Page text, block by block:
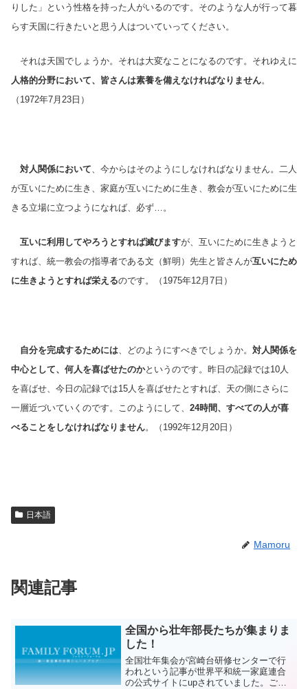
りした」という性格を持った人がいるのです。そのような人が行って暮
らす天国に行きたいと思う人はついていってください。
それは天国でしょうか。それは大変なことになるのです。それゆえに
人格的分野において、皆さんは素養を備えなければなりません。
（1972年7月23日）
対人関係において 、今からはそのようにしなければなりません。二人
が互いにために生き、家庭が互いにために生き、教会が互いにために生
きる立場に立つようになれば、必ず…。
互いに利用してやろうとすれば滅びますが、互いにために生きようと
すれば、統一教会の指導者である文（鮮明）先生と皆さんが互いにため
に生きようとすれば栄えるのです。 （1975年12月7日）
自分を完成するためには、どのようにすべきでしょうか。 対人関係を
中心として、何人を喜ばせたのかというのです。昨日の記録では10人
を喜ばせ、今日の記録では15人を喜ばせたとすれば、天の側にさらに
一層近づいていくのです。このようにして、 24時間、すべての人が喜
べることをしなければなりません。（1992年12月20日）
日本語
Mamoru
関連記事
全国から壮年部長たちが集まりま
した！
全国壮年集会が宮崎台研修センターで行
われという記事が世界平和統一家庭連合
の公式サイトにupされていました。ご覧